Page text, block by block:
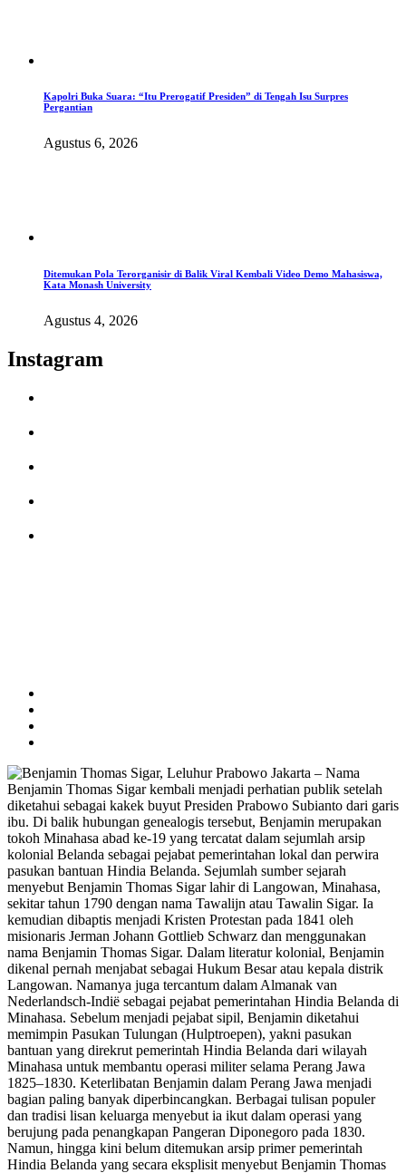
Kapolri Buka Suara: “Itu Prerogatif Presiden” di Tengah Isu Surpres
Pergantian
Agustus 6, 2026
Ditemukan Pola Terorganisir di Balik Viral Kembali Video Demo Mahasiswa,
Kata Monash University
Agustus 4, 2026
Instagram